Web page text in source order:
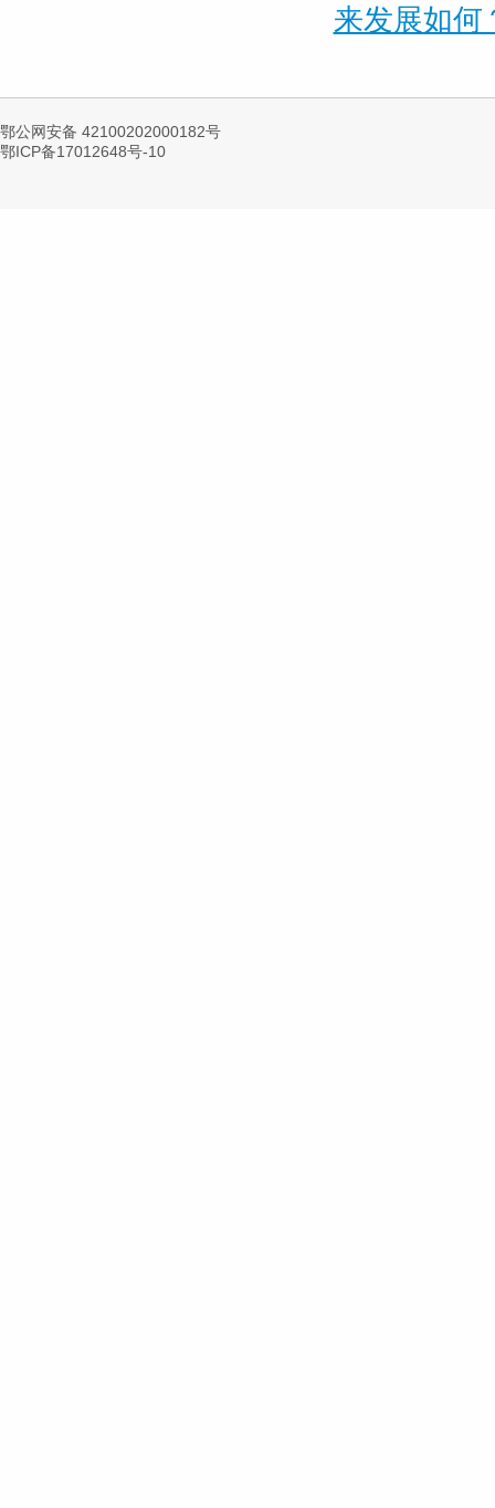
来发展如何
鄂公网安备 42100202000182号
鄂ICP备17012648号-10